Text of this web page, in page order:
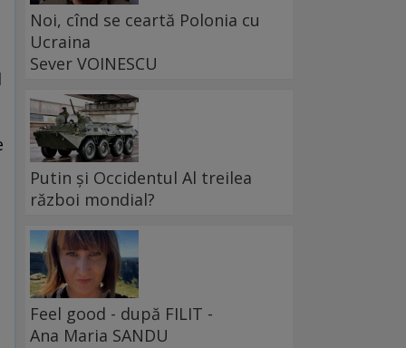
Noi, cînd se ceartă Polonia cu
Ucraina
Sever VOINESCU
Putin și Occidentul Al treilea
război mondial?
Feel good - după FILIT -
Ana Maria SANDU